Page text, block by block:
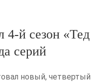
4-й сезон «Тед
серий
новый, четвертый